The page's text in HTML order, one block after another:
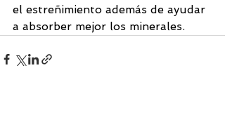
el estreñimiento además de ayudar
a absorber mejor los minerales.